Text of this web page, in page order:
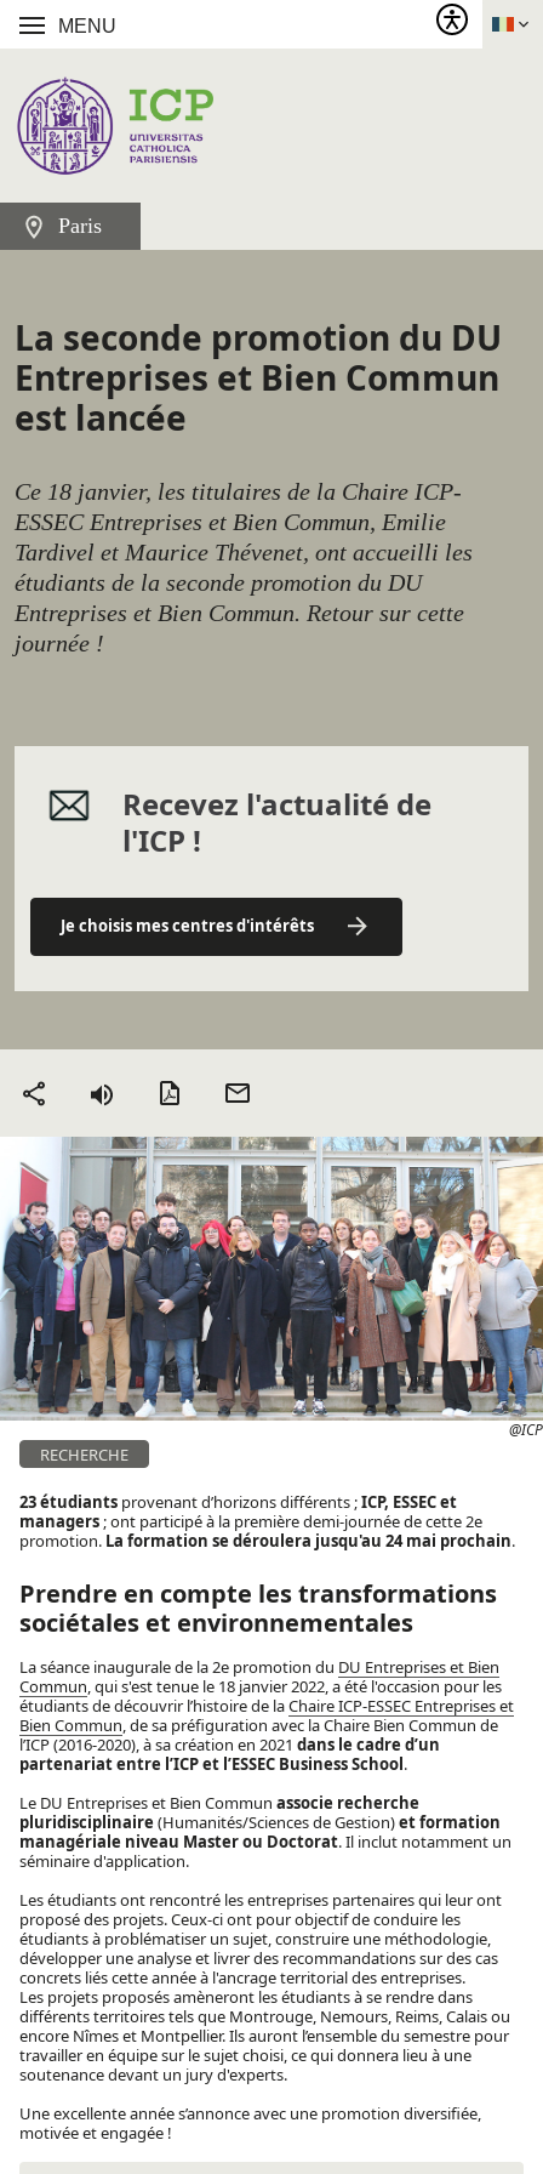
MENU
Paris
La seconde promotion du DU
Entreprises et Bien Commun
est lancée
Ce 18 janvier, les titulaires de la Chaire ICP-
ESSEC Entreprises et Bien Commun, Emilie
Tardivel et Maurice Thévenet, ont accueilli les
étudiants de la seconde promotion du DU
Entreprises et Bien Commun. Retour sur cette
journée !
Recevez l'actualité de
l'ICP !
Je choisis mes centres d'intérêts
Partager Version PDF
@ICP
RECHERCHE
23 étudiants provenant d’horizons différents ;ICP, ESSEC et
managers ; ont participé à la première demi-journée de cette 2e
promotion. La formation se déroulera jusqu'au 24 mai prochain.
Prendre en compte les transformations
sociétales et environnementales
La séance inaugurale de la 2e promotion du DU Entreprises et Bien
Commun, qui s'est tenue le 18 janvier 2022, a été l'occasion pour les
étudiants de découvrir l’histoire de laChaire ICP-ESSEC Entreprises et
Bien Commun, de sa préfiguration avec la Chaire Bien Commun de
l’ICP (2016-2020), à sa création en 2021 dans le cadre d’un
partenariat entre l’ICP et l’ESSEC Business School.
Le DU Entreprises et Bien Commun associe recherche
pluridisciplinaire (Humanités/Sciences de Gestion)et formation
managériale niveau Master ou Doctorat. Il inclut notamment un
séminaire d'application.
Les étudiants ont rencontré les entreprises partenaires qui leur ont
proposé des projets. Ceux-ci ont pour objectif de conduire les
étudiants à problématiser un sujet, construire une méthodologie,
développer une analyse et livrer des recommandations sur des cas
concrets liés cette année à l'ancrage territorial des entreprises.
Les projets proposés amèneront les étudiants à se rendre dans
différents territoires tels que Montrouge, Nemours, Reims, Calais ou
encore Nîmes et Montpellier. Ils auront l’ensemble du semestre pour
travailler en équipe sur le sujet choisi, ce qui donnera lieu à une
soutenance devant un jury d'experts.
Une excellente année s’annonce avec une promotion diversifiée,
motivée et engagée !